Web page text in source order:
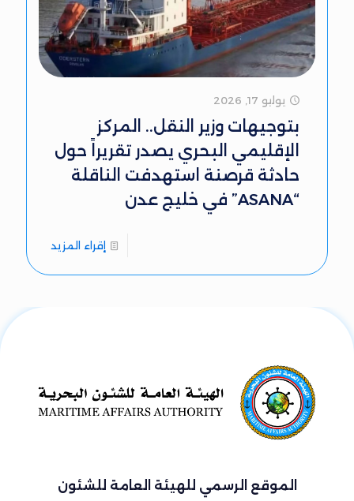
يوليو 17, 2026
بتوجيهات وزير النقل.. المركز
الإقليمي البحري يصدر تقريراً حول
حادثة قرصنة استهدفت الناقلة
“ASANA” في خليج عدن
إقراء المزيد
الموقع الرسمي للهيئة العامة للشئون